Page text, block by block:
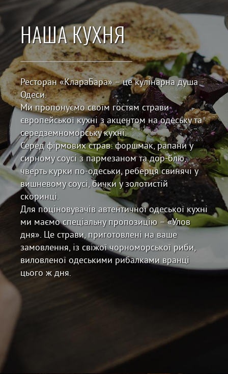
НАША КУХНЯ
Ресторан «КлараБара» – це кулінарна душа
Одеси.
Ми пропонуємо своїм гостям страви
європейської кухні з акцентом на одеську та
середземноморську кухні.
Серед фірмових страв: форшмак, рапани у
сирному соусі з пармезаном та дор-блю,
чверть курки по-одеськи, реберця свинячі у
вишневому соусі, бички у золотистій
скоринці.
Для поціновувачів автентичної одеської кухні
ми маємо спеціальну пропозицію – «Улов
дня». Це страви, приготовлені на ваше
замовлення, із свіжої чорноморської риби,
виловленої одеськими рибалками вранці
цього ж дня.